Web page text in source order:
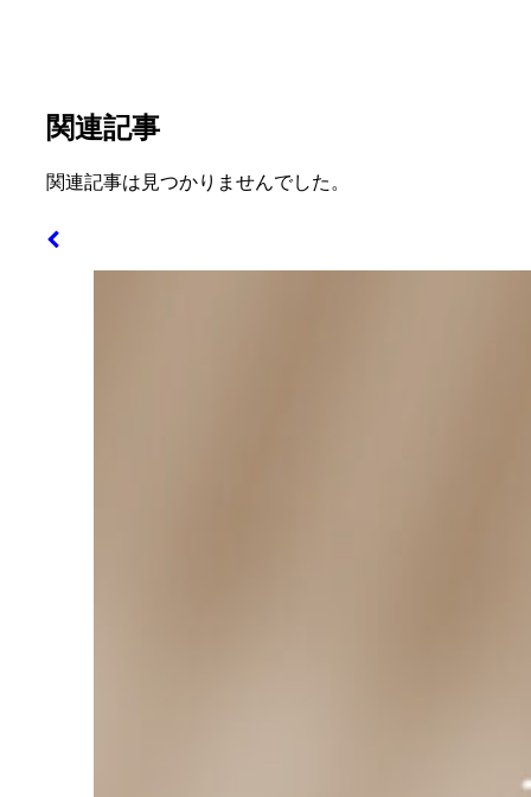
関連記事
関連記事は見つかりませんでした。